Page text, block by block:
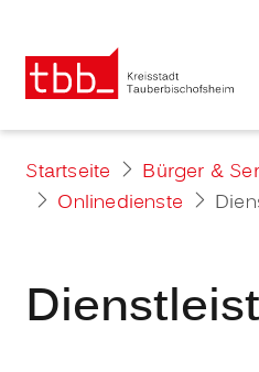
Startseite Bürger &
Onlinedienste